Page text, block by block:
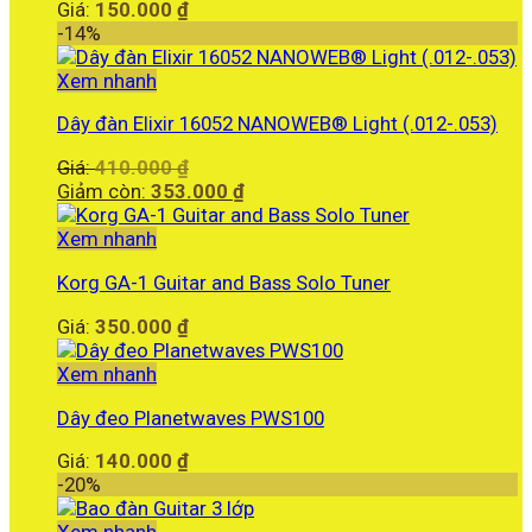
Giá: 150.000 ₫
-14%
Xem nhanh
Dây đàn Elixir 16052 NANOWEB® Light (.012-.053)
Giá:410.000₫
gốc
là:
Giảm còn: 353.000 ₫Giá
hiện
353.000 ₫.
Xem nhanh
Korg GA-1 Guitar and Bass Solo Tuner
Giá: 350.000 ₫
Xem nhanh
Dây đeo Planetwaves PWS100
Giá: 140.000 ₫
-20%